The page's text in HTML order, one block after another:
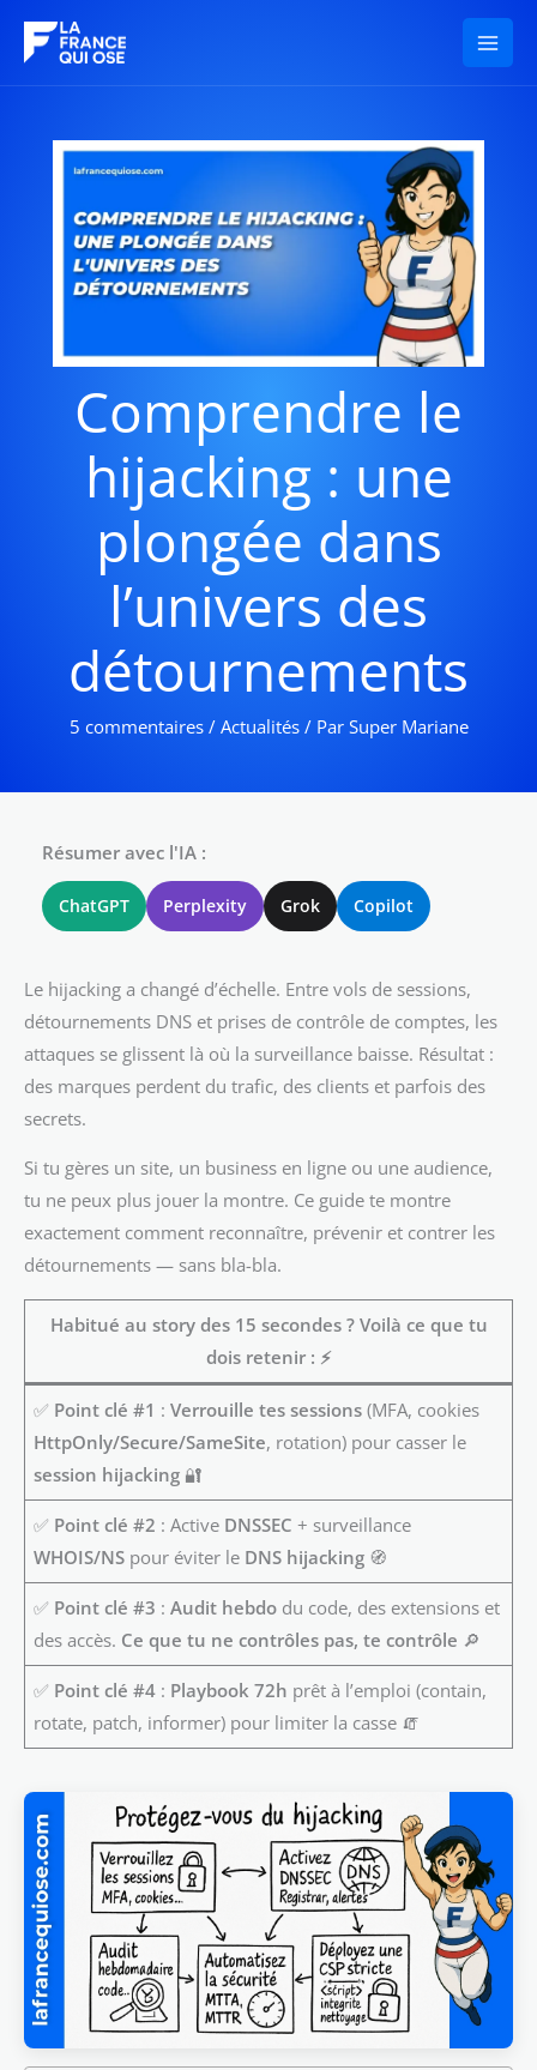
contenu
Comprendre le
hijacking : une
plongée dans
l’univers des
détournements
5 commentaires / Actualités/ Par Super Mariane
Résumer avec l'IA :
ChatGPT Perplexity Grok Copilot
Le hijacking a changé d’échelle. Entre vols de sessions,
détournements DNS et prises de contrôle de comptes, les
attaques se glissent là où la surveillance baisse. Résultat :
des marques perdent du trafic, des clients et parfois des
secrets.
Si tu gères un site, un business en ligne ou une audience,
tu ne peux plus jouer la montre. Ce guide te montre
exactement comment reconnaître, prévenir et contrer les
détournements — sans bla-bla.
Habitué au story des 15 secondes ? Voilà ce que tu
dois retenir : ⚡
✅ Point clé #1 :Verrouille tes sessions (MFA, cookies
HttpOnly/Secure/SameSite, rotation) pour casser le
session hijacking 🔐
✅ Point clé #2 : Active DNSSEC + surveillance
WHOIS/NS pour éviter le DNS hijacking 🧭
✅ Point clé #3 :Audit hebdo du code, des extensions et
des accès. Ce que tu ne contrôles pas, te contrôle 🔎
✅ Point clé #4 : Playbook 72h prêt à l’emploi (contain,
rotate, patch, informer) pour limiter la casse 🧯